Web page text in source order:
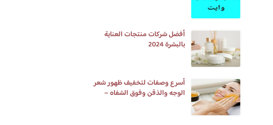
أفضل شركات منتجات العناية
بالبشرة 2024
أسرع وصفات لتخفيف ظهور شعر
الوجه والذقن وفوق الشفاه –